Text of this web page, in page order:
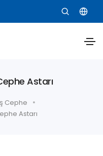
Astarı
Cephe
Astarı